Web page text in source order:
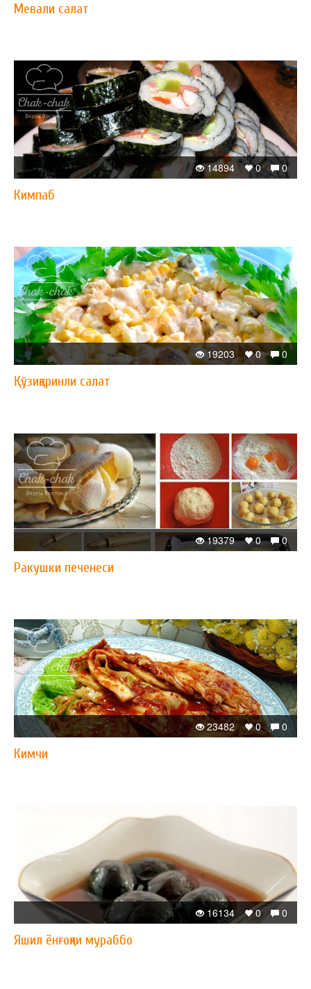
Мевали салат
0
0
14894
Кимпаб
0
0
19203
Қўзиқоринли салат
0
0
19379
Ракушки печенеси
0
0
23482
Кимчи
0
0
16134
Яшил ёнғоқли мураббо